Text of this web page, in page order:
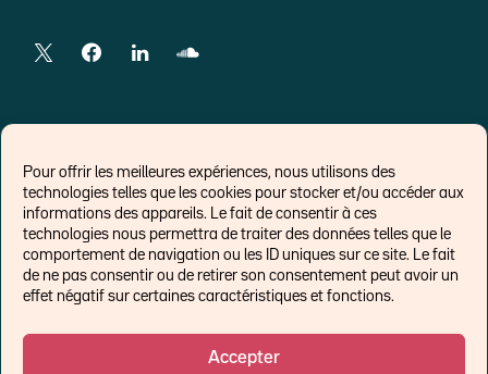
Pour offrir les meilleures expériences, nous utilisons des
technologies telles que les cookies pour stocker et/ou accéder aux
informations des appareils. Le fait de consentir à ces
technologies nous permettra de traiter des données telles que le
comportement de navigation ou les ID uniques sur ce site. Le fait
de ne pas consentir ou de retirer son consentement peut avoir un
effet négatif sur certaines caractéristiques et fonctions.
Accepter
LIENS EXTERNES
Chroniques pour Forbes
Economistes
Think tank
Politique de cookies (UE)